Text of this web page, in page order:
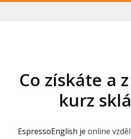
Co získáte a
kurz
EspressoEnglish je online